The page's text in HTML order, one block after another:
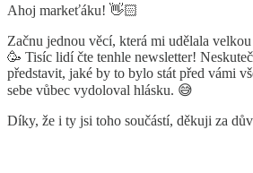
Ahoj markeťáku! 👋🏻
Začnu jednou věcí, která mi udělala velkou
🥳 Tisíc lidí čte tenhle newsletter!
představit, jaké by to bylo stát před vámi
sebe vůbec vydoloval hlásku. 😅
Díky, že i ty jsi toho součástí, děkuji za